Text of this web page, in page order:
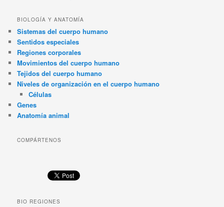
BIOLOGÍA Y ANATOMÍA
Sistemas del cuerpo humano
Sentidos especiales
Regiones corporales
Movimientos del cuerpo humano
Tejidos del cuerpo humano
Niveles de organización en el cuerpo humano
Células
Genes
Anatomía animal
COMPÁRTENOS
BIO REGIONES